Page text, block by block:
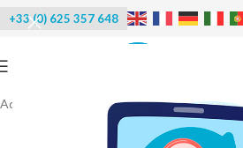
+33 (0) 625 357 648
Accueil Réfrigération/Groupes frigorifiques